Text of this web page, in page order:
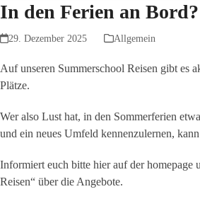
In den Ferien an Bord?
29. Dezember 2025 Allgemein
Auf unseren Summerschool Reisen gibt es
Plätze.
Wer also Lust hat, in den Sommerferien
und ein neues Umfeld kennenzulernen,
Informiert euch bitte hier auf der homepage
Reisen“ über die Angebote.